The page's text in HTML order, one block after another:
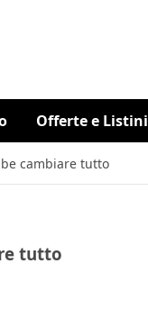
Offerte e Listini
cambiare tutto
tutto